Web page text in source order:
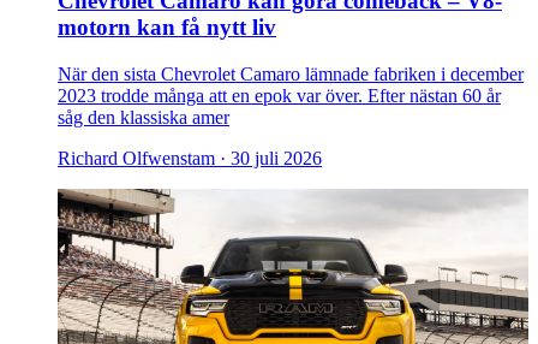
motorn kan få nytt liv
När den sista Chevrolet Camaro lämnade fabriken i december
2023 trodde många att en epok var över. Efter nästan 60 år
såg den klassiska amer
Richard Olfwenstam · 30 juli 2026